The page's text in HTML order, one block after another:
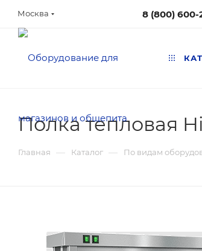
Москва 8 (800) 600-
Полка тепловая
Главная — Каталог — По видам